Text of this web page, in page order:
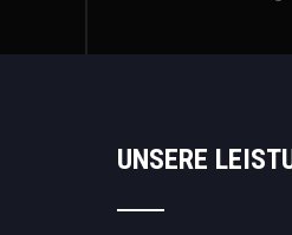
UNSERE